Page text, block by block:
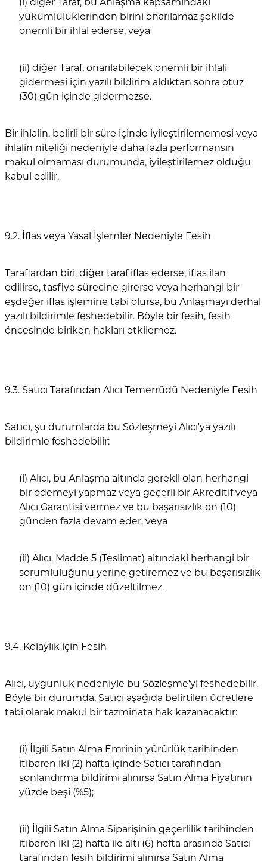
yükümlülüklerinden birini onarılamaz şekilde
önemli bir ihlal ederse, veya
(ii) diğer Taraf, onarılabilecek önemli bir ihlali
gidermesi için yazılı bildirim aldıktan sonra otuz
(30) gün içinde gidermezse.
Bir ihlalin, belirli bir süre içinde iyileştirilememesi veya
ihlalin niteliği nedeniyle daha fazla performansın
makul olmaması durumunda, iyileştirilemez olduğu
kabul edilir.
9.2. İflas veya Yasal İşlemler Nedeniyle Fesih
Taraflardan biri, diğer taraf iflas ederse, iflas ilan
edilirse, tasfiye sürecine girerse veya herhangi bir
eşdeğer iflas işlemine tabi olursa, bu Anlaşmayı derhal
yazılı bildirimle feshedebilir. Böyle bir fesih, fesih
öncesinde biriken hakları etkilemez.
9.3. Satıcı Tarafından Alıcı Temerrüdü Nedeniyle Fesih
Satıcı, şu durumlarda bu Sözleşmeyi Alıcı'ya yazılı
bildirimle feshedebilir:
(i) Alıcı, bu Anlaşma altında gerekli olan herhangi
bir ödemeyi yapmaz veya geçerli bir Akreditif veya
Alıcı Garantisi vermez ve bu başarısızlık on (10)
günden fazla devam eder, veya
(ii) Alıcı, Madde 5 (Teslimat) altındaki herhangi bir
sorumluluğunu yerine getiremez ve bu başarısızlık
on (10) gün içinde düzeltilmez.
9.4. Kolaylık için Fesih
Alıcı, uygunluk nedeniyle bu Sözleşme'yi feshedebilir.
Böyle bir durumda, Satıcı aşağıda belirtilen ücretlere
tabi olarak makul bir tazminata hak kazanacaktır:
(i) İlgili Satın Alma Emrinin yürürlük tarihinden
itibaren iki (2) hafta içinde Satıcı tarafından
sonlandırma bildirimi alınırsa Satın Alma Fiyatının
yüzde beşi (%5);
(ii) İlgili Satın Alma Siparişinin geçerlilik tarihinden
itibaren iki (2) hafta ile altı (6) hafta arasında Satıcı
tarafından fesih bildirimi alınırsa Satın Alma